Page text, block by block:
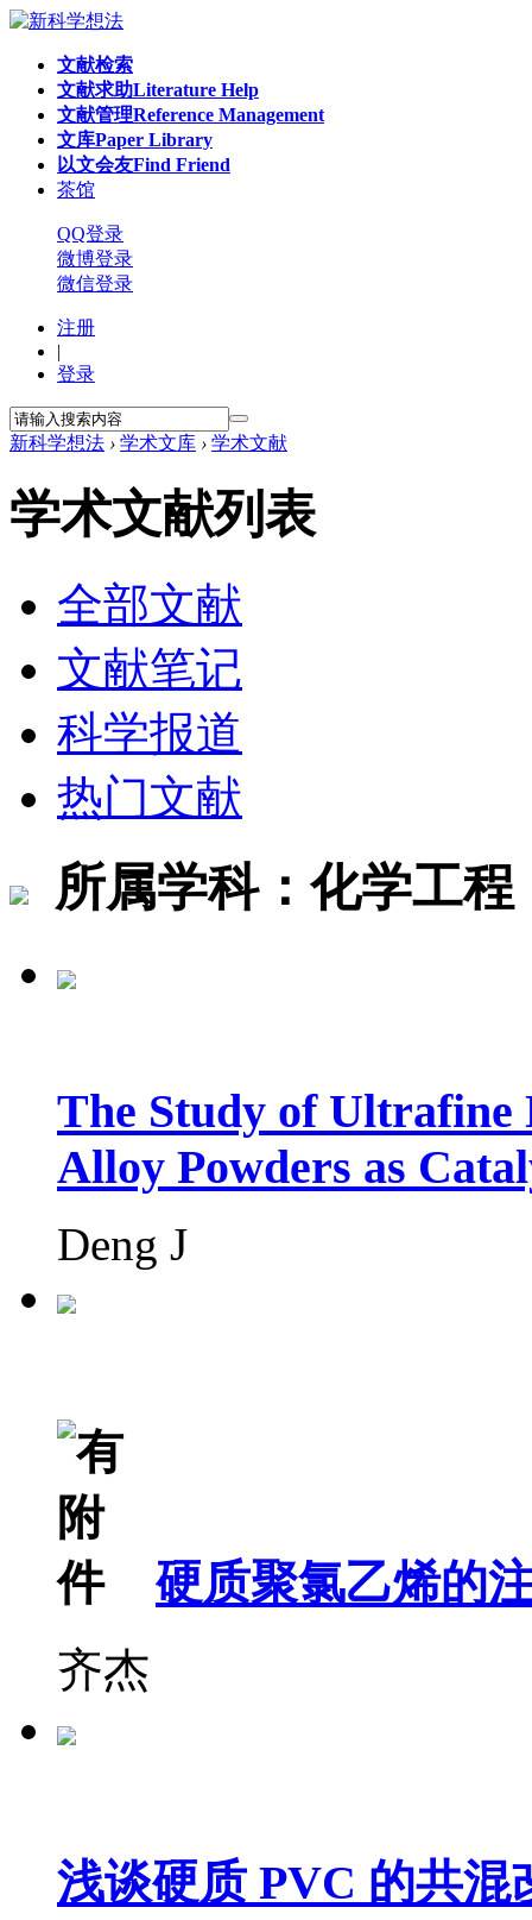
文献检索
文献求助Literature Help
文献管理Reference Management
文库Paper Library
以文会友Find Friend
茶馆
QQ登录
微博登录
微信登录
注册
|
登录
新科学想法 › 学术文库 › 学术文献
学术文献列表
全部文献
文献笔记
科学报道
热门文献
所属学科：化学工程
The Study of Ultrafine
Alloy Powders as
Deng J
硬质聚氯乙烯的
齐杰
浅谈硬质 PVC 的共混